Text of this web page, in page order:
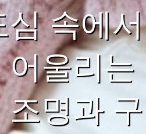
심 속에
어울리
조명과